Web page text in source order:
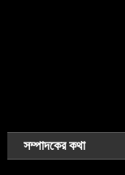
সম্পাদকের কথা